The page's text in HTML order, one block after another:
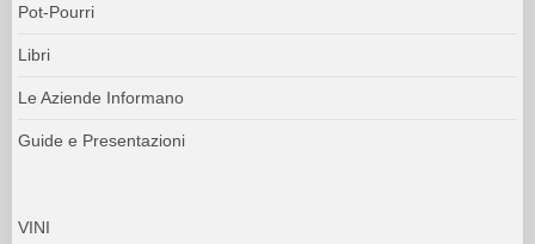
Pot-Pourri
Libri
Le Aziende Informano
Guide e Presentazioni
VINI